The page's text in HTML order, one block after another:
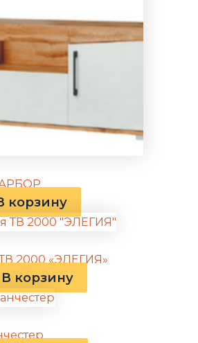
корзину
2000 «ЭЛЕГИЯ»
В корзину